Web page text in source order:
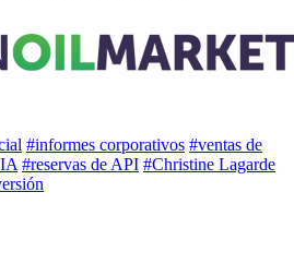
#informes corporativos #ventas de
#reservas de API #Christine Lagarde